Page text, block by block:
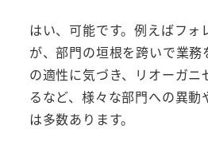
はい、可能です。例えばフォ
が、部門の垣根を跨いで業
の適性に気づき、リオーガニ
るなど、様々な部門への異
は多数あります。